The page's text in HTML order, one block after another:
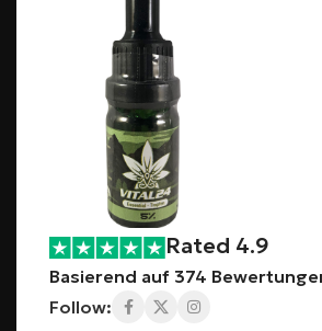
Rated 4.9
Basierend auf 374
Follow: